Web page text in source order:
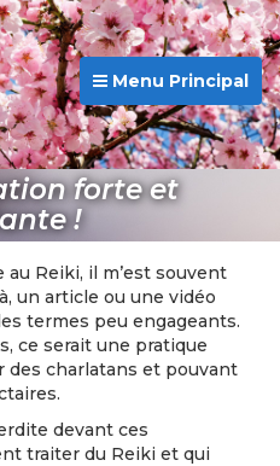
Menu Principal
forte et
!
au Reiki, il m’est souvent
un article ou une vidéo
termes peu engageants.
ce serait une pratique
des charlatans et pouvant
devant ces
traiter du Reiki et qui